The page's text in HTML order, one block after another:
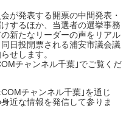
が発表する開票の中間発表・
するほか、当選者の選挙事務
新たなリーダーの声をリアル
日投開票される浦安市議会議
せします。
チャンネル千葉｣でご覧くだ
チャンネル千葉｣を通じ
近な情報を発信して参りま